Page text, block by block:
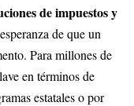
de impuestos y
de que un
Para millones de
en términos de
estatales o por